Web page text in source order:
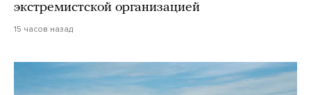
экстремистской организацией
15 часов назад